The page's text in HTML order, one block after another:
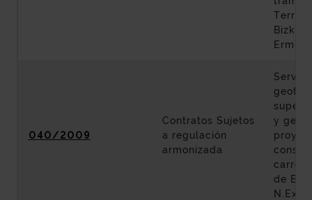
Ermua.
040/2009
Contratos Sujetos
a regulación
armonizada
y
de